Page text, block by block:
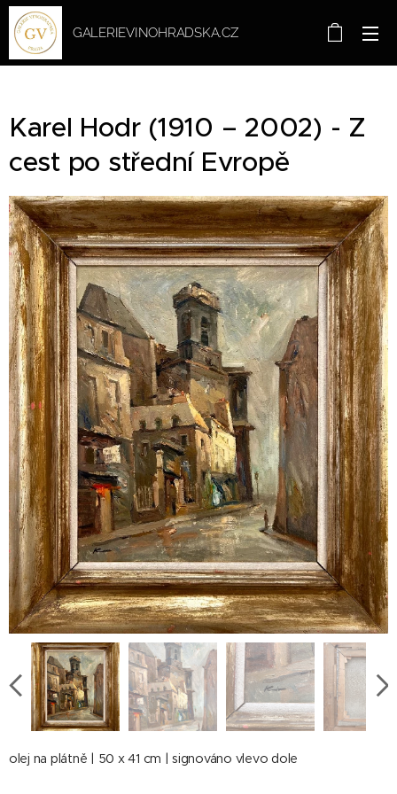
GALERIEVINOHRADSKA.CZ
Karel Hodr (1910 – 2002) - Z
cest po střední Evropě
olej na plátně | 50 x 41 cm | signováno vlevo dole